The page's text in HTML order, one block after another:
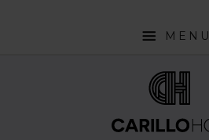
MENU
INTERIOR DESIGN TRENDS